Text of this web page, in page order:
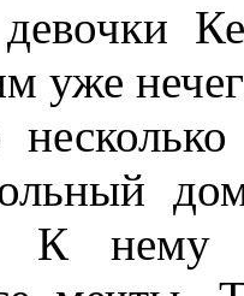
уже
К нему